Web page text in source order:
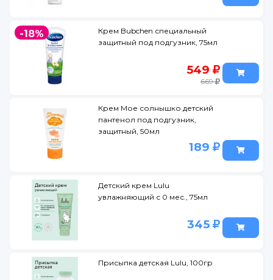
-18%
Крем Bubchen специальный
защитный под подгузник, 75мл
549
669
Крем Мое солнышко детский
пантенол под подгузник,
защитный, 50мл
189
Детский крем Lulu
увлажняющий с 0 мес., 75мл
345
Присыпка детская Lulu, 100гр